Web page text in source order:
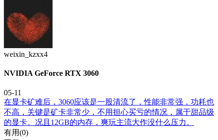
weixin_kzxx4
NVIDIA GeForce RTX 3060
05-11
在显卡矿难后，3060应该是一股清流了，性能非常强，功耗也
不高，关键是矿卡非常少，不用担心买亏的情况，属于甜品级
的显卡。况且12GB的内存，爽玩主流大作没什么压力。
有用(0)